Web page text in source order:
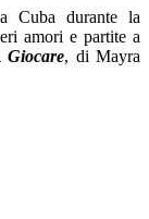
Cuba durante la
amori e partite a
Giocare, di Mayra